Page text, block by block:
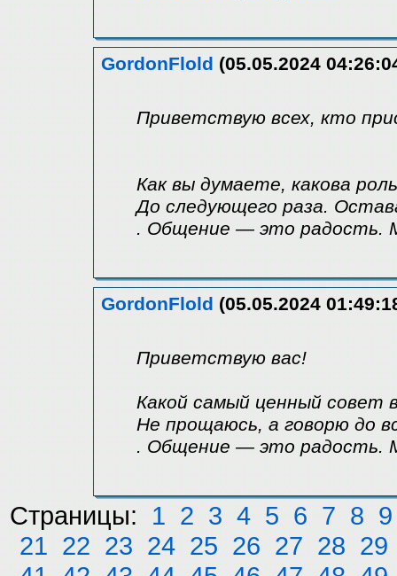
GordonFlold (05.05.2024
Приветствую всех, кто
Как вы думаете, какова
До следующего раза.
. Общение — это радость.
GordonFlold (05.05.2024
Приветствую вас!
Какой самый ценный совет
Не прощаюсь, а говорю до
. Общение — это радость.
Страницы: 1 2 3 4 5 6 7 8 9
21 22 23 24 25 26 27 28 29